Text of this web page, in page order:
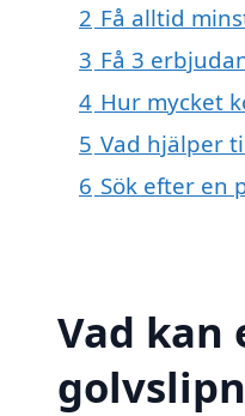
2 Få alltid
3 Få 3
4 Hur mycket
5 Vad hjälper
6 Sök efter en
Vad kan